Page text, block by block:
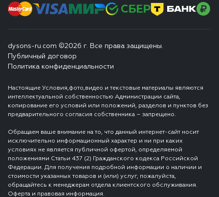
dysons-ru.com ©2026 г. Все права защищены.
Публичный договор
Политика конфиденциальности
Настоящие Условия,фото,видео и текстовые материалы являются
интеллектуальной собственностью Администрации сайта,
копирование его условий или положений, разделов и пунктов без
предварительного согласия собственника – запрещено.
Обращаем ваше внимание на то, что данный интернет-сайт носит
исключительно информационный характер и ни при каких
условиях не является публичной офертой, определяемой
положениями Статьи 437 (2) Гражданского кодекса Российской
Федерации. Для получения подробной информации о наличии и
стоимости указанных товаров и (или) услуг, пожалуйста,
обращайтесь к менеджерам отдела клиентского обслуживания.
Оферта и правовая информация.